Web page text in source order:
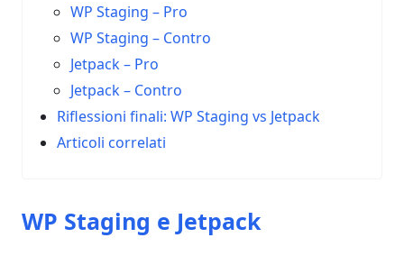
WP Staging – Pro
WP Staging – Contro
Jetpack – Pro
Jetpack – Contro
Riflessioni finali: WP Staging vs Jetpack
Articoli correlati
WP Staging e Jetpack